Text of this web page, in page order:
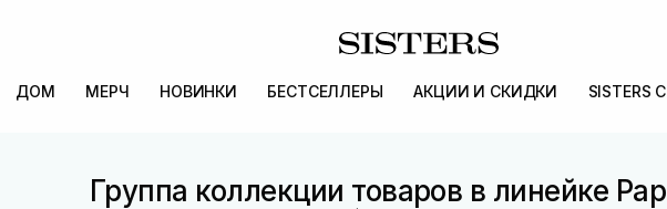
ДОМ МЕРЧ НОВИНКИ БЕСТСЕЛЛЕРЫ АКЦИИ И СКИДКИ SISTERS
Группа коллекции товаров в линейке